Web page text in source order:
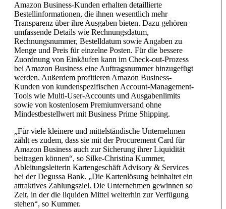
Amazon Business-Kunden erhalten detaillierte
Bestellinformationen, die ihnen wesentlich mehr
Transparenz über ihre Ausgaben bieten. Dazu gehören
umfassende Details wie Rechnungsdatum,
Rechnungsnummer, Bestelldatum sowie Angaben zu
Menge und Preis für einzelne Posten. Für die bessere
Zuordnung von Einkäufen kann im Check-out-Prozess
bei Amazon Business eine Auftragsnummer hinzugefügt
werden. Außerdem profitieren Amazon Business-
Kunden von kundenspezifischen Account-Management-
Tools wie Multi-User-Accounts und Ausgabenlimits
sowie von kostenlosem Premiumversand ohne
Mindestbestellwert mit Business Prime Shipping.
„Für viele kleinere und mittelständische Unternehmen
zählt es zudem, dass sie mit der Procurement Card für
Amazon Business auch zur Sicherung ihrer Liquidität
beitragen können“, so Silke-Christina Kummer,
Ableitungsleiterin Kartengeschäft Advisory & Services
bei der Degussa Bank. „Die Kartenlösung beinhaltet ein
attraktives Zahlungsziel. Die Unternehmen gewinnen so
Zeit, in der die liquiden Mittel weiterhin zur Verfügung
stehen“, so Kummer.